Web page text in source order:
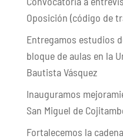
Oposición (código de
Entregamos estudios
bloque de aulas en la
Bautista Vásquez
Inauguramos
San Miguel de
Fortalecemos la